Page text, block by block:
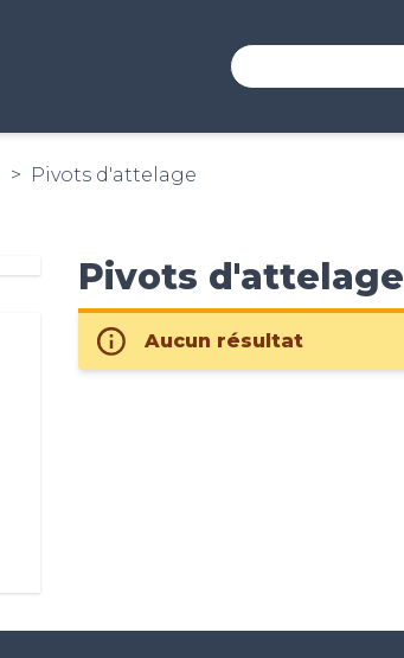
Pivots d'attelage
Pivots d'attelage
Aucun résultat